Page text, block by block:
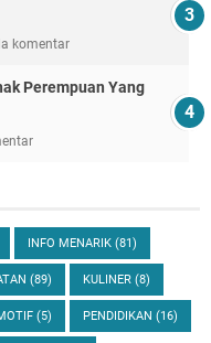
komentar
Perempuan Yang
INFO MENARIK (81)
(89) KULINER (8)
(5) PENDIDIKAN (16)